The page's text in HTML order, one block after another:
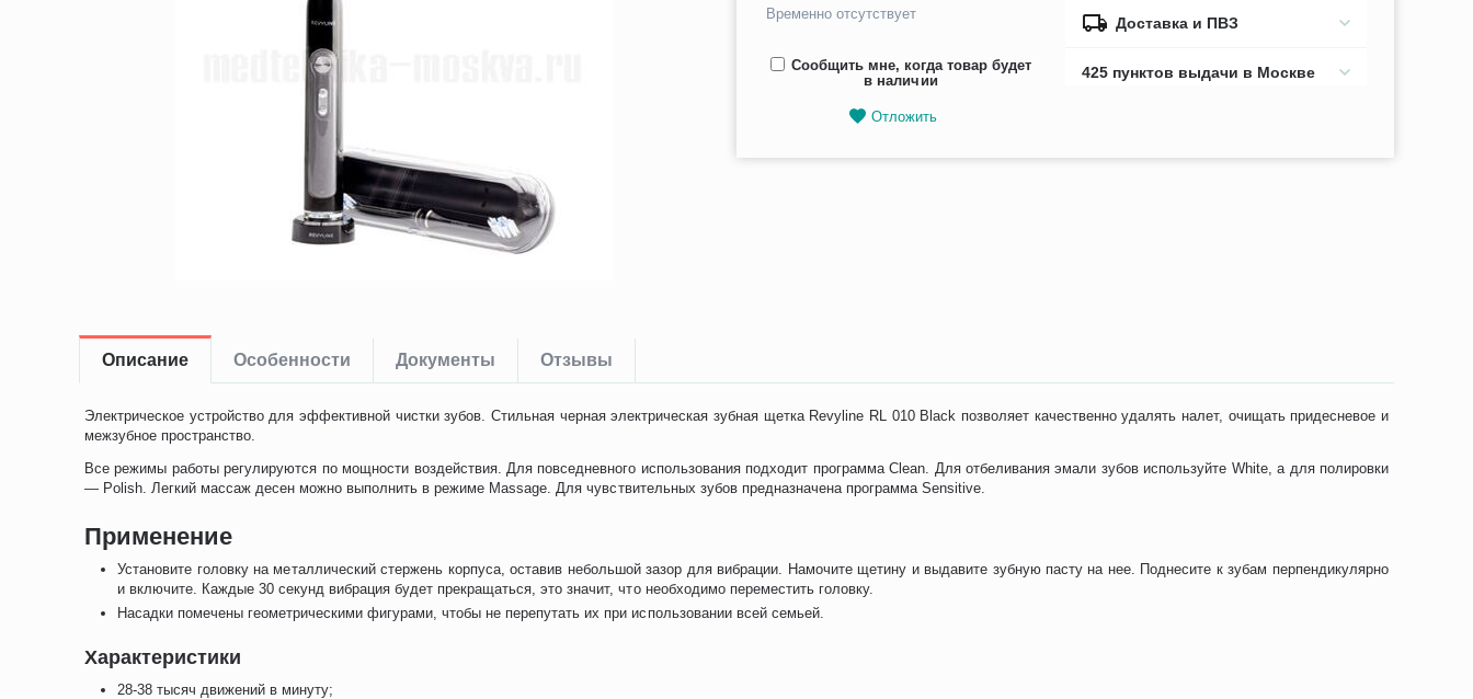
Временно отсутствует
Сообщить мне, когда товар будет
в наличии
Отложить
Доставка и ПВЗ
425 пунктов выдачи в Москве
Описание Особенности Документы Отзывы
Электрическое устройство для эффективной чистки зубов. Стильная черная электрическая зубная щетка Revyline RL 010 Black позволяет качественно удалять налет, очищать придесневое и
межзубное пространство.
Все режимы работы регулируются по мощности воздействия. Для повседневного использования подходит программа Clean. Для отбеливания эмали зубов используйте White, а для полировки
— Polish. Легкий массаж десен можно выполнить в режиме Massage. Для чувствительных зубов предназначена программа Sensitive.
Применение
Установите головку на металлический стержень корпуса, оставив небольшой зазор для вибрации. Намочите щетину и выдавите зубную пасту на нее. Поднесите к зубам перпендикулярно
и включите. Каждые 30 секунд вибрация будет прекращаться, это значит, что необходимо переместить головку.
Насадки помечены геометрическими фигурами, чтобы не перепутать их при использовании всей семьей.
Характеристики
28-38 тысяч движений в минуту;